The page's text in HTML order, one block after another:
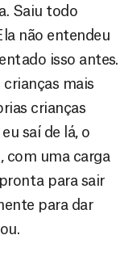
Saiu todo
não entendeu
isso antes.
crianças mais
crianças
saí de lá, o
com uma carga
para sair
para dar